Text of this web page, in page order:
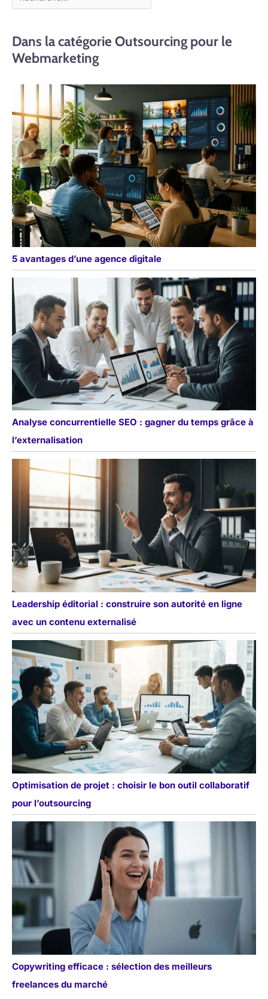
Dans la catégorie Outsourcing pour le
Webmarketing
5 avantages d’une agence digitale
Analyse concurrentielle SEO : gagner du temps grâce à
l’externalisation
Leadership éditorial : construire son autorité en ligne
avec un contenu externalisé
Optimisation de projet : choisir le bon outil collaboratif
pour l’outsourcing
Copywriting efficace : sélection des meilleurs
freelances du marché